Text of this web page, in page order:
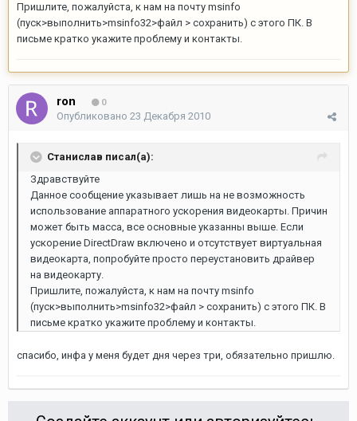
Пришлите, пожалуйста, к нам на почту msinfo
(пуск>выполнить>msinfo32>файл > сохранить) с этого ПК. В
письме кратко укажите проблему и контакты.
ron 0
Опубликовано 23 Декабря 2010
Станислав писал(а):
Здравствуйте
Данное сообщение указывает лишь на не возможность
использование аппаратного ускорения видеокарты. Причин
может быть масса, все основные указанны выше. Если
ускорение DirectDraw включено и отсутствует виртуальная
видеокарта, попробуйте просто переустановить драйвер
на видеокарту.
Пришлите, пожалуйста, к нам на почту msinfo
(пуск>выполнить>msinfo32>файл > сохранить) с этого ПК. В
письме кратко укажите проблему и контакты.
спасибо, инфа у меня будет дня через три, обязательно пришлю.